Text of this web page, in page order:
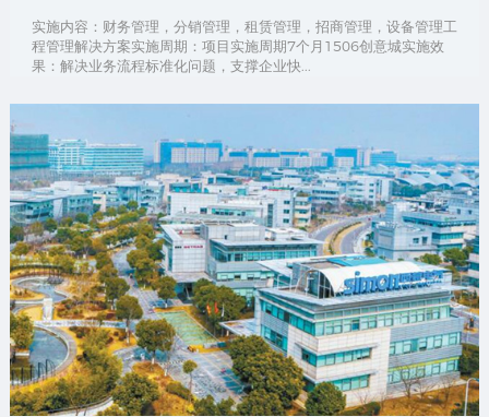
实施内容：财务管理，分销管理，租赁管理，招商管理，设备管理工
程管理解决方案实施周期：项目实施周期7个月1506创意城实施效
果：解决业务流程标准化问题，支撑企业快...